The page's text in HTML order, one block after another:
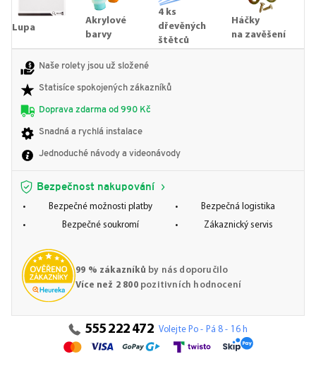
Lupa
Akrylové
barvy
4 ks
dřevěných
štětců
Háčky
na zavěšení
Naše rolety jsou už složené
Statisíce spokojených zákazníků
Doprava zdarma od 990 Kč
Snadná a rychlá instalace
Jednoduché návody a videonávody
Bezpečnost nakupování
Bezpečné možnosti platby
Bezpečná logistika
Bezpečné soukromí
Zákaznický servis
99 % zákazníků by nás doporučilo
Více než 2 800pozitivních hodnocení
555 222 472 Volejte Po - Pá 8 - 16 h